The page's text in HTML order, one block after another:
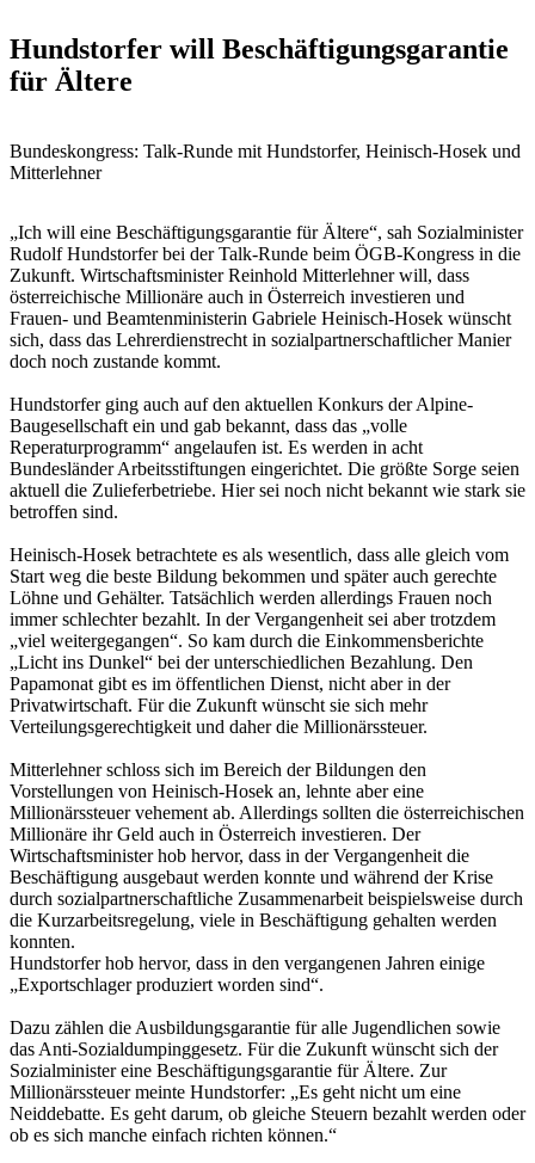
Hundstorfer will Beschäftigungsgarantie
für Ältere
Bundeskongress: Talk-Runde mit Hundstorfer, Heinisch-Hosek und
Mitterlehner
„Ich will eine Beschäftigungsgarantie für Ältere“, sah Sozialminister
Rudolf Hundstorfer bei der Talk-Runde beim ÖGB-Kongress in die
Zukunft. Wirtschaftsminister Reinhold Mitterlehner will, dass
österreichische Millionäre auch in Österreich investieren und
Frauen- und Beamtenministerin Gabriele Heinisch-Hosek wünscht
sich, dass das Lehrerdienstrecht in sozialpartnerschaftlicher Manier
doch noch zustande kommt.
Hundstorfer ging auch auf den aktuellen Konkurs der Alpine-
Baugesellschaft ein und gab bekannt, dass das „volle
Reperaturprogramm“ angelaufen ist. Es werden in acht
Bundesländer Arbeitsstiftungen eingerichtet. Die größte Sorge seien
aktuell die Zulieferbetriebe. Hier sei noch nicht bekannt wie stark sie
betroffen sind.
Heinisch-Hosek betrachtete es als wesentlich, dass alle gleich vom
Start weg die beste Bildung bekommen und später auch gerechte
Löhne und Gehälter. Tatsächlich werden allerdings Frauen noch
immer schlechter bezahlt. In der Vergangenheit sei aber trotzdem
„viel weitergegangen“. So kam durch die Einkommensberichte
„Licht ins Dunkel“ bei der unterschiedlichen Bezahlung. Den
Papamonat gibt es im öffentlichen Dienst, nicht aber in der
Privatwirtschaft. Für die Zukunft wünscht sie sich mehr
Verteilungsgerechtigkeit und daher die Millionärssteuer.
Mitterlehner schloss sich im Bereich der Bildungen den
Vorstellungen von Heinisch-Hosek an, lehnte aber eine
Millionärssteuer vehement ab. Allerdings sollten die österreichischen
Millionäre ihr Geld auch in Österreich investieren. Der
Wirtschaftsminister hob hervor, dass in der Vergangenheit die
Beschäftigung ausgebaut werden konnte und während der Krise
durch sozialpartnerschaftliche Zusammenarbeit beispielsweise durch
die Kurzarbeitsregelung, viele in Beschäftigung gehalten werden
konnten.
Hundstorfer hob hervor, dass in den vergangenen Jahren einige
„Exportschlager produziert worden sind“.
Dazu zählen die Ausbildungsgarantie für alle Jugendlichen sowie
das Anti-Sozialdumpinggesetz. Für die Zukunft wünscht sich der
Sozialminister eine Beschäftigungsgarantie für Ältere. Zur
Millionärssteuer meinte Hundstorfer: „Es geht nicht um eine
Neiddebatte. Es geht darum, ob gleiche Steuern bezahlt werden oder
ob es sich manche einfach richten können.“